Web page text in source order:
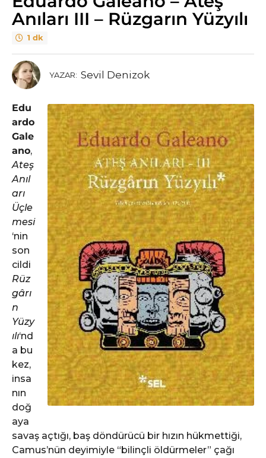
Anıları III – Rüzgarın Yüzyılı
1 dk
YAZAR: Sevil Denizok
Edu
ardo
Gale
ano,
Ateş
Anıl
arı
Üçle
mesi
‘nin
son
cildi
Rüz
gârı
n
Yüzy
ılı‘nd
a bu
kez,
insa
nın
doğ
aya
savaş açtığı, baş döndürücü bir hızın hükmettiği,
Camus’nün deyimiyle “bilinçli öldürmeler” çağı